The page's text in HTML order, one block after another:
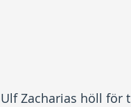
Ulf Zacharias höll för